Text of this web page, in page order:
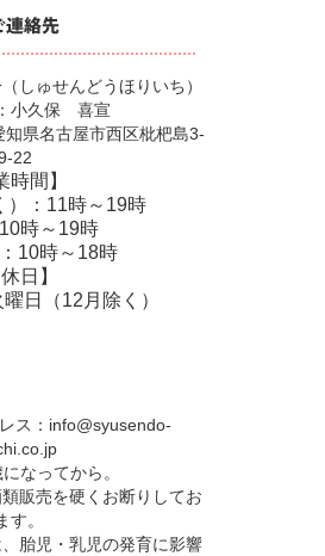
しゅせんどうほりいち）
小久保 喜宣
県名古屋市西区枇杷島3-
22
時間】
）：11時～19時
時～19時
10時～18時
日】
日（12月除く）
ス： info@syusendo-
なってから。
販売を硬くお断りしてお
す。
胎児・乳児の発育に影響